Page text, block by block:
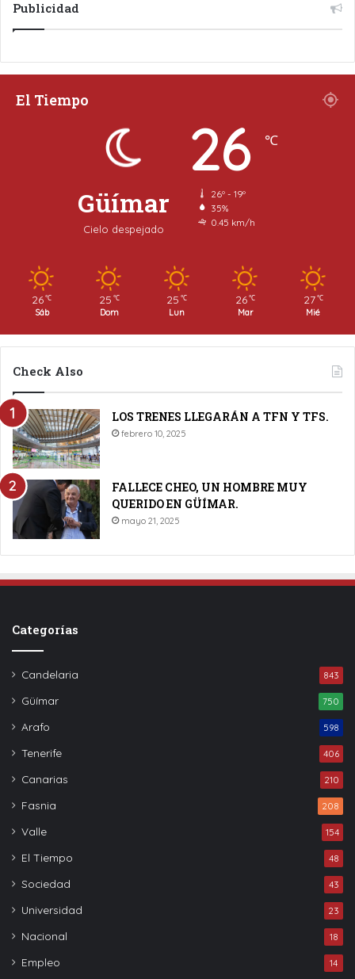
Publicidad
El Tiempo
Güímar
Cielo despejado
26 ℃
26º - 19º
35%
0.45 km/h
26 ℃
Sáb
25 ℃
Dom
25 ℃
Lun
26 ℃
Mar
27 ℃
Mié
Check Also
LOS TRENES LLEGARÁN A TFN Y TFS.
febrero 10, 2025
FALLECE CHEO, UN HOMBRE MUY
QUERIDO EN GÜÍMAR.
mayo 21, 2025
Categorías
Candelaria 843
Güímar 750
Arafo 598
Tenerife 406
Canarias 210
Fasnia 208
Valle 154
El Tiempo 48
Sociedad 43
Universidad 23
Nacional 18
Empleo 14